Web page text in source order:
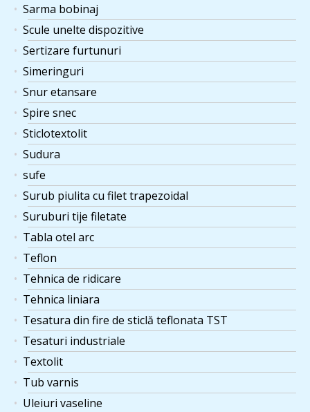
Sarma bobinaj
Scule unelte dispozitive
Sertizare furtunuri
Simeringuri
Snur etansare
Spire snec
Sticlotextolit
Sudura
sufe
Surub piulita cu filet trapezoidal
Suruburi tije filetate
Tabla otel arc
Teflon
Tehnica de ridicare
Tehnica liniara
Tesatura din fire de sticlă teflonata TST
Tesaturi industriale
Textolit
Tub varnis
Uleiuri vaseline